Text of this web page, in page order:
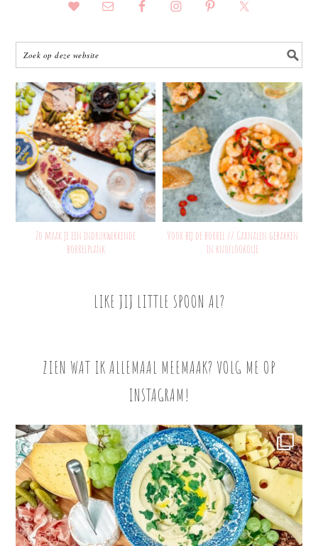
Zo maak je een indrukwekkende
borrelplank
Voor bij de borrel // Garnalen gebakken
in knoflookolie
LIKE JIJ LITTLE SPOON AL?
ZIEN WAT IK ALLEMAAL MEEMAAK? VOLG ME OP
INSTAGRAM!